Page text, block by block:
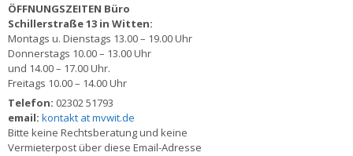
ÖFFNUNGSZEITEN Büro
Schillerstraße 13 in Witten:
Montags u. Dienstags 13.00 – 19.00 Uhr
Donnerstags 10.00 – 13.00 Uhr
und 14.00 – 17.00 Uhr.
Freitags 10.00 – 14.00 Uhr
Telefon: 02302 51793
email: kontakt at mvwit.de
Bitte keine Rechtsberatung und keine
Vermieterpost über diese Email-Adresse